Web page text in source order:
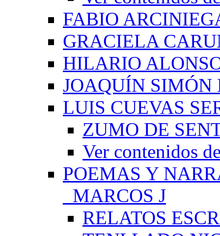
FABIO
GRACIELA
HILARIO
JOAQUÍN SIMÓN
LUIS CUEVAS
ZUMO DE
Ver contenidos
POEMAS Y
_MARCOS J
RELATOS